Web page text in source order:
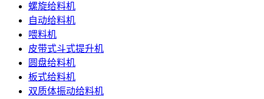
螺旋给料机
自动给料机
喂料机
皮带式斗式提升机
圆盘给料机
板式给料机
双质体振动给料机